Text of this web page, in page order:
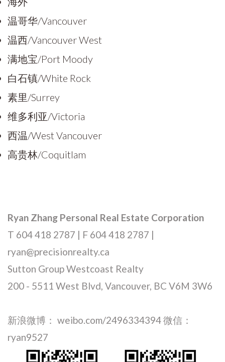
温哥华/Vancouver
温西/Vancouver West
满地宝/Port Moody
白石镇/White Rock
素里/Surrey
维多利亚/Victoria
西温/West Vancouver
高贵林/Coquitlam
Ryan Zhang Personal Real Estate Corporation
T 604 418 2787 | F 604 418 2787 |
ryan@precisionrealty.ca
Sutton Group Westcoast Realty
200 - 5511 West Blvd, Vancouver, BC V6M 3W6
新浪微博： weibo.com/2496334394 微信：
ryan9527